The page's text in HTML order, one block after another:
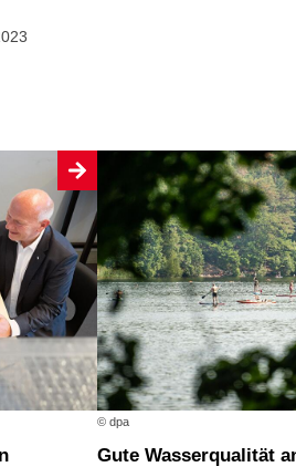
© dpa
Gute Wasserqualität an fast allen